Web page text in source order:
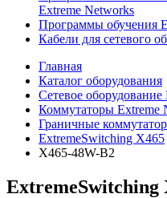
Extreme Networks
Программы обучения
Кабели для сетевого
Главная
Каталог оборудования
Сетевое
Коммутаторы Extreme
Граничные
ExtremeSwitching X465
X465-48W-B2
ExtremeSwitching